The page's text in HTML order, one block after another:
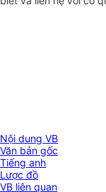
Nội dung VB
Văn bản gốc
Tiếng anh
Lược đồ
VB liên quan